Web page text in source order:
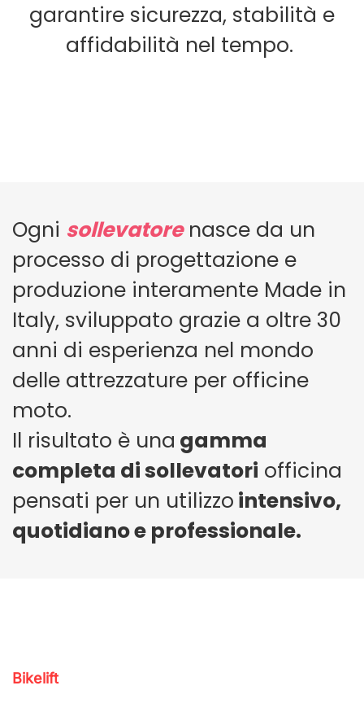
garantire sicurezza, stabilità e
affidabilità nel tempo.
Ogni sollevatorenasce da un
processo di progettazione e
produzione interamente Made in
Italy, sviluppato grazie a oltre 30
anni di esperienza nel mondo
delle attrezzature per officine
moto.
Il risultato è una gamma
completa di sollevatori officina
pensati per un utilizzo intensivo,
quotidiano e professionale.
Bikelift